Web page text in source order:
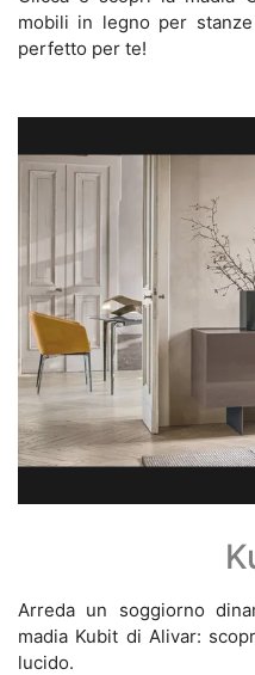
mobili in legno per
perfetto per te!
Arreda un soggiorno
madia Kubit di Alivar:
lucido.